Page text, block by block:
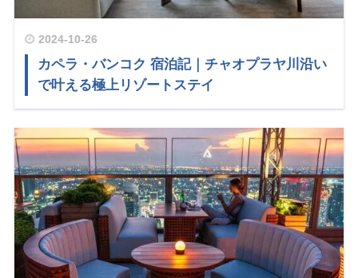
2024-10-26
カペラ・バンコク 宿泊記｜チャオプラヤ川沿い
で叶える極上リゾートステイ